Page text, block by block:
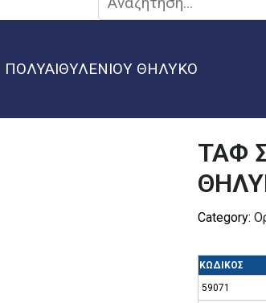
ΘΗΛΥΚΟ
ΤΑΦ
Category:
ΚΩΔΙΚΟΣ
59071